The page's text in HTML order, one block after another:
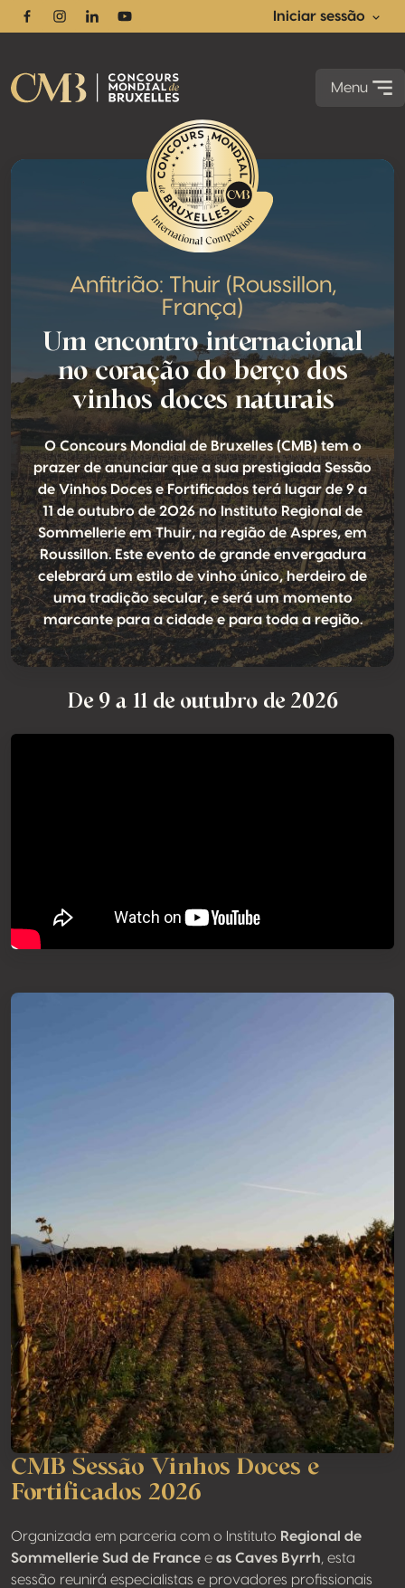
FacebookInstagram
LinkedinYoutube
Iniciar sessão
Menu
Anfitrião: Thuir (Roussillon,
França)
Um encontro internacional
no coração do berço dos
vinhos doces naturais
O Concours Mondial de Bruxelles (CMB) tem o
prazer de anunciar que a sua prestigiada Sessão
de Vinhos Doces e Fortificados terá lugar de 9 a
11 de outubro de 2026 no Instituto Regional de
Sommellerie em Thuir, na região de Aspres, em
Roussillon. Este evento de grande envergadura
celebrará um estilo de vinho único, herdeiro de
uma tradição secular, e será um momento
marcante para a cidade e para toda a região.
De 9 a 11 de outubro de 2026
CMB Sessão Vinhos Doces e
Fortificados 2026
Organizada em parceria com o Instituto Regional de
Sommellerie Sud de France e as Caves Byrrh , esta
sessão reunirá especialistas e provadores profissionais